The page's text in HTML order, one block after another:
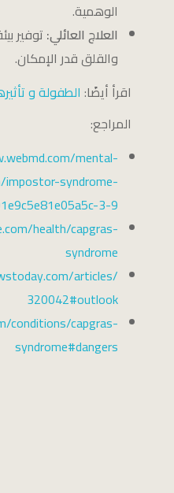
الوهمية.
العلاج العائلي: توفير
والقلق قدر الإمكان.
اقرأ أيضًا: الطفولة و
المراجع:
mental-
impostor-syndrome-
3-9
health/capgras-
syndrome
articles/
320042#outlook
conditions/capgras-
syndrome#dangers